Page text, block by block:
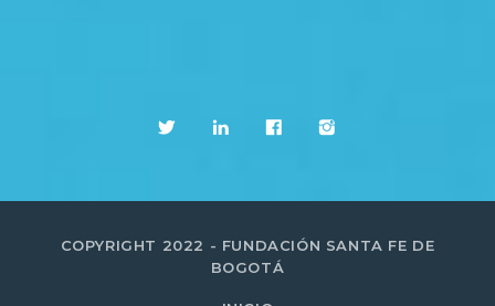
COPYRIGHT 2022 - FUNDACIÓN SANTA FE DE
BOGOTÁ